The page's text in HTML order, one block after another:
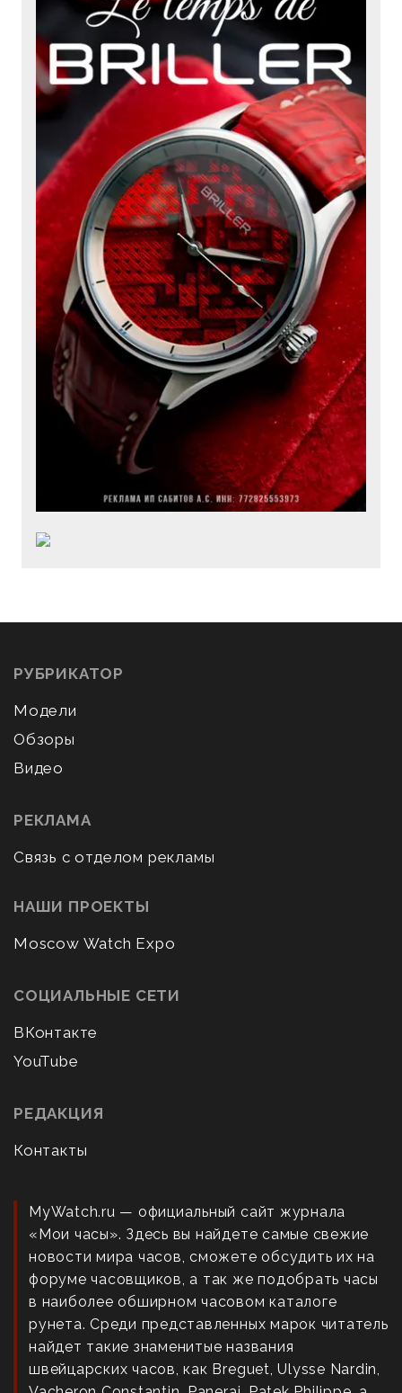
РУБРИКАТОР
Модели
Обзоры
Видео
РЕКЛАМА
Связь с отделом рекламы
НАШИ ПРОЕКТЫ
Moscow Watch Expo
СОЦИАЛЬНЫЕ СЕТИ
ВКонтакте
YouTube
РЕДАКЦИЯ
Контакты
MyWatch.ru — официальный сайт журнала
«Мои часы». Здесь вы найдете самые свежие
новости мира часов, сможете обсудить их на
форуме часовщиков, а так же подобрать часы
в наиболее обширном часовом каталоге
рунета. Среди представленных марок читатель
найдет такие знаменитые названия
швейцарских часов, как Breguet, Ulysse Nardin,